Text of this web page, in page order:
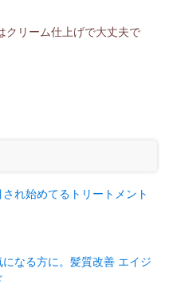
クリーム仕上げで大丈夫で
れ始めてるトリートメント
なる方に。髪質改善 エイジ